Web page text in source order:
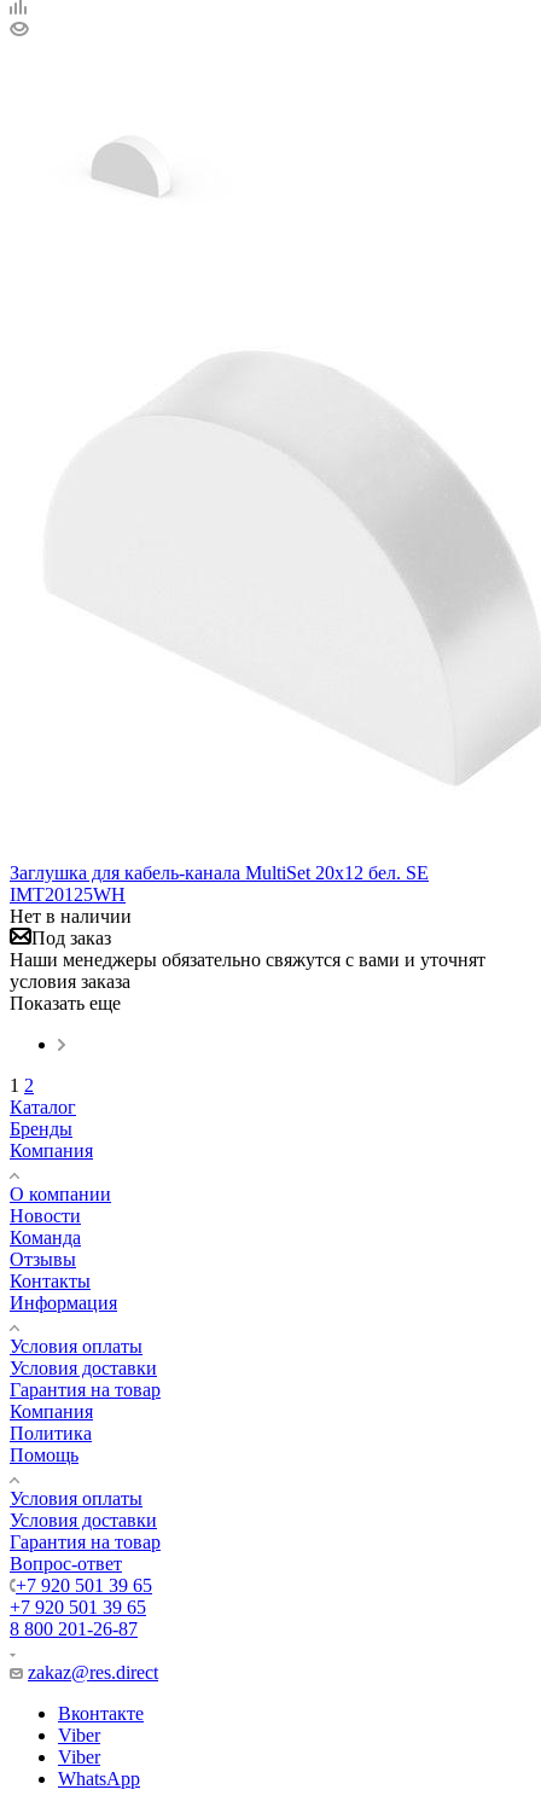
Заглушка для кабель-канала MultiSet 20х12 бел. SE
IMT20125WH
Нет в наличии
Под заказ
Наши менеджеры обязательно свяжутся с вами и уточнят
условия заказа
Показать еще
1 2
Каталог
Бренды
Компания
О компании
Новости
Команда
Отзывы
Контакты
Информация
Условия оплаты
Условия доставки
Гарантия на товар
Компания
Политика
Помощь
Условия оплаты
Условия доставки
Гарантия на товар
Вопрос-ответ
+7 920 501 39 65
+7 920 501 39 65
8 800 201-26-87
zakaz@res.direct
Вконтакте
Viber
Viber
WhatsApp